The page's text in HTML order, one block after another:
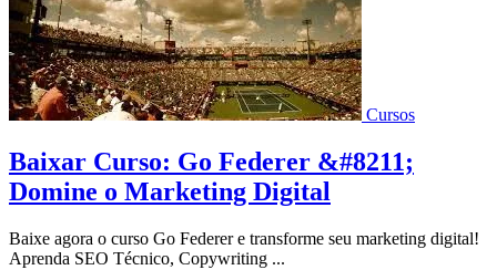
Cursos
Baixar Curso: Go Federer &#8211;
Domine o Marketing Digital
Baixe agora o curso Go Federer e transforme seu marketing digital!
Aprenda SEO Técnico, Copywriting ...